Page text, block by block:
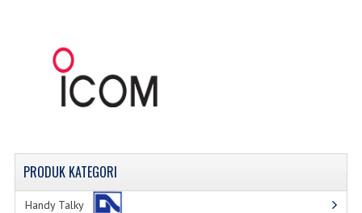
PRODUKKATEGORI
Handy Talky